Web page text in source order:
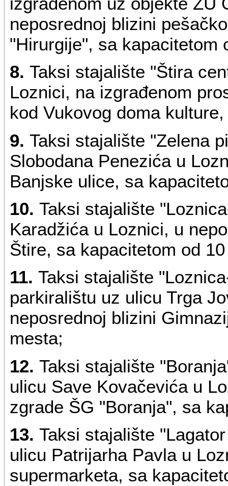
neposrednoj blizini
"Hirurgije", sa kapacitetom
8. Taksi stajalište "Štira
Loznici, na izgrađenom
kod Vukovog doma
9. Taksi stajalište "Zelena
Slobodana Penezića u
Banjske ulice, sa
10. Taksi stajalište
Karadžića u Loznici, u
Štire, sa kapacitetom od
11. Taksi stajalište
parkiralištu uz ulicu Trga
neposrednoj blizini
mesta;
12. Taksi stajalište
ulicu Save Kovačevića u
zgrade ŠG "Boranja", sa
13. Taksi stajalište
ulicu Patrijarha Pavla u
supermarketa, sa